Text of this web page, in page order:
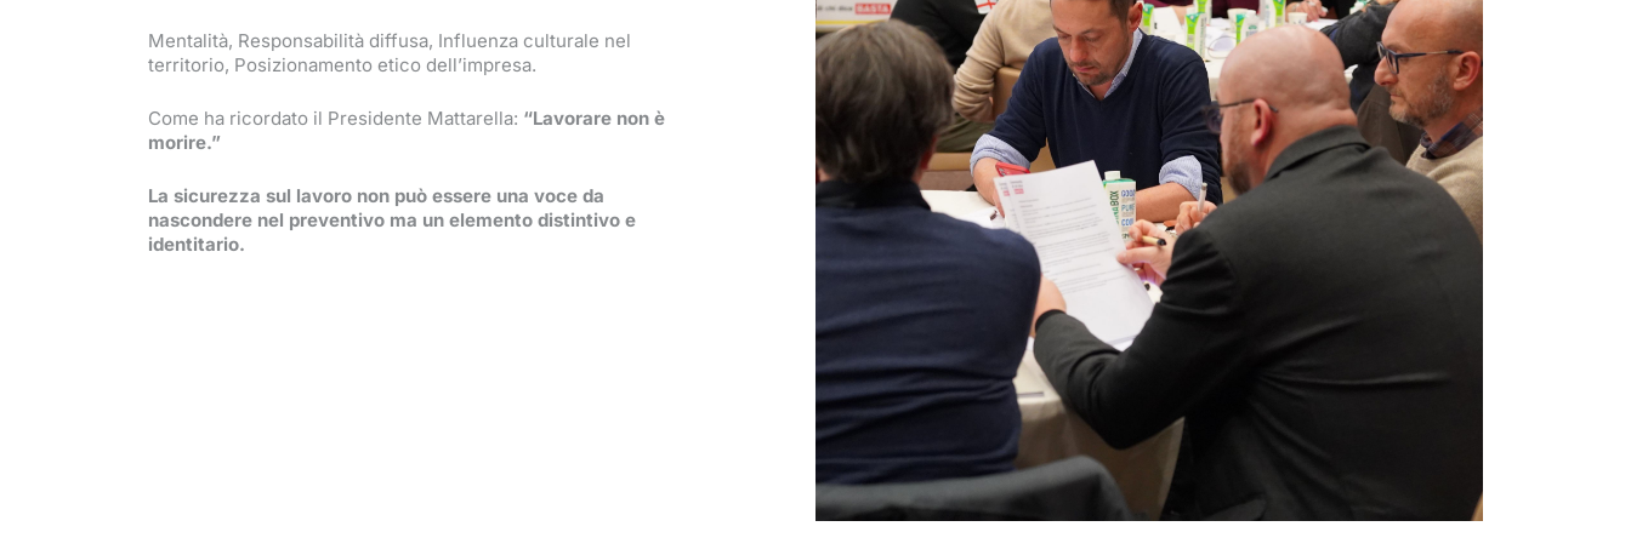
Mentalità, Responsabilità diffusa, Influenza culturale nel
territorio, Posizionamento etico dell’impresa.
Come ha ricordato il Presidente Mattarella: “Lavorare non è
morire.”
La sicurezza sul lavoro non può essere una voce da
nascondere nel preventivo ma un elemento distintivo e
identitario.